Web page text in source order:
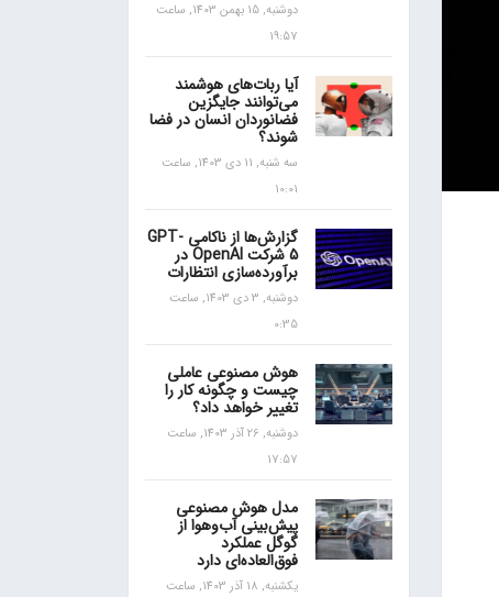
دوشنبه, 15 بهمن 1403, ساعت
19:57
آیا ربات‌های هوشمند
می‌توانند جایگزین
فضانوردان انسان در فضا
شوند؟
سه شنبه, 11 دی 1403, ساعت
10:01
گزارش‌ها از ناکامی GPT-
5 شرکت OpenAI در
برآورده‌سازی انتظارات
دوشنبه, 3 دی 1403, ساعت
0:35
هوش مصنوعی عاملی
چیست و چگونه کار را
تغییر خواهد داد؟
دوشنبه, 26 آذر 1403, ساعت
17:57
مدل هوش مصنوعی
پیش‌بینی آب‌و‌هوا از
گوگل عملکرد
فوق‌العاده‌ای دارد
یکشنبه, 18 آذر 1403, ساعت